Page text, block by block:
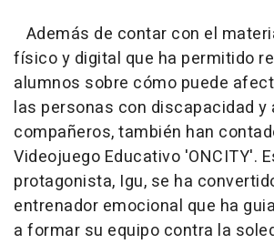
Además de contar con el
físico y digital que ha permitido
alumnos sobre cómo puede
las personas con discapacidad y
compañeros, también han
Videojuego Educativo 'ONCITY'.
protagonista, Igu, se ha
entrenador emocional que ha
a formar su equipo contra la